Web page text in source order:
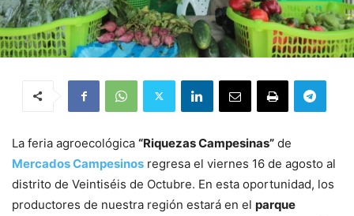
La feria agroecológica “Riquezas Campesinas” de
Mercados Campesinos regresa el viernes 16 de agosto al
distrito de Veintiséis de Octubre. En esta oportunidad, los
productores de nuestra región estará en el parque